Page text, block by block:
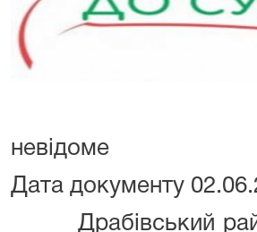
невідоме
Дата документу
Драбівський